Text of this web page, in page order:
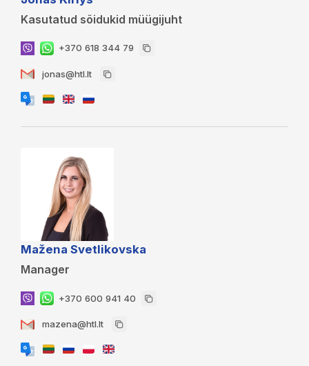
Kasutatud sõidukid müügijuht
+370 618 344 79
jonas@htl.lt
Mažena Svetlikovska
Manager
+370 600 941 40
mazena@htl.lt